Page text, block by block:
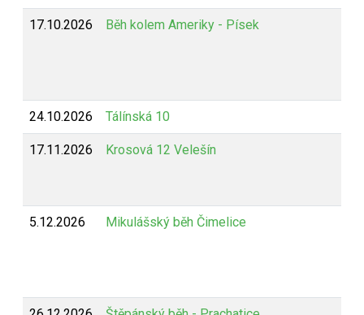
17.10.2026 Běh kolem Ameriky - Písek
24.10.2026 Tálínská 10
17.11.2026 Krosová 12 Velešín
5.12.2026 Mikulášský běh Čimelice